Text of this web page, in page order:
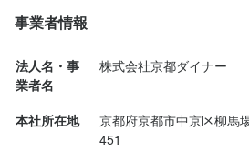
して食べると、もう至福。
• フレンチフライ： 絶妙な塩気でおつま
ついつい手が伸びる名脇役です。
• 黒毛和牛ローストビーフ： 本日の主役
ます。
• ボロネーゼ・フェットチーネ： お肉が
事業者情報
法人名・事
業者名
株式会社京都ダイナー
本社所在地
京都府京都市中京区柳馬
451
包丁さばき
野菜の知識
チーズの知識 出店開業ノウハウ
仕入れ・食材の目利き
包丁さばき 盛り付け技術
野菜の知識
チーズの知識 出店開業ノウハウ
仕入れ・食材の目利き
身に付くスキル
リキュール・スピリッツの知識
コーヒーの知識
野菜の知識